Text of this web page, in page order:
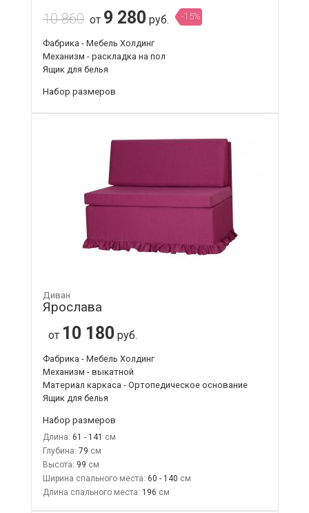
10 860 от 9 280 руб. -15%
Фабрика - Мебель Холдинг
Механизм - раскладка на пол
Ящик для белья
Набор размеров
Диван
Ярослава
от 10 180 руб.
Фабрика - Мебель Холдинг
Механизм - выкатной
Материал каркаса - Ортопедическое основание
Ящик для белья
Набор размеров
Длина: 61 - 141
Глубина: 79
Высота: 99
Ширина спального места: 60 - 140
Длина спального места: 196